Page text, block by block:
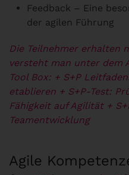
Feedback – Eine
der agilen Führung
Die Teilnehmer erhalten
versteht man unter dem
Tool Box: + S+P
etablieren + S+P-Test:
Fähigkeit auf Agilität +
Teamentwicklung
Agile